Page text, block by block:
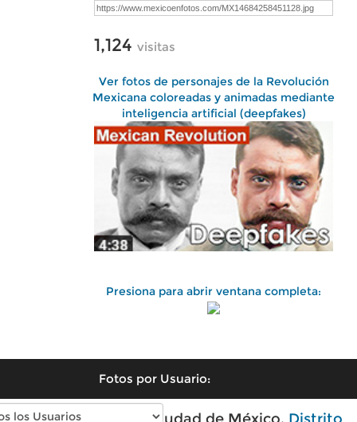
1,124 visitas
Ver fotos de personajes de la Revolución
Mexicana coloreadas y animadas mediante
inteligencia artificial (deepfakes)
Presiona para abrir ventana completa:
Fotos por Usuario:
Fotos antiguas de Ciudad de México, Distrito